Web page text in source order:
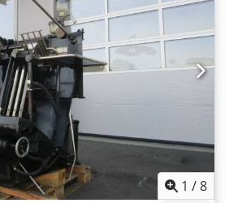
som kan udvise spor af brug.
og fungerede upåklageligt
Amhjkr Emballage og
til at besigtige enheden i
venligst en tid på forhånd! Søsikker
forsendelse er
Inden forsendelse eller
en funktionstest på video for
er du naturligvis
os personligt.
1 /8